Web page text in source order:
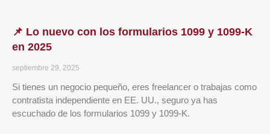
📌 Lo nuevo con los formularios 1099 y 1099-K
en 2025
septiembre 29, 2025
Si tienes un negocio pequeño, eres freelancer o trabajas como
contratista independiente en EE. UU., seguro ya has
escuchado de los formularios 1099 y 1099-K.